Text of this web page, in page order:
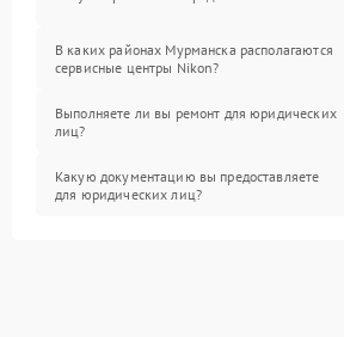
В каких районах Мурманска располагаются
сервисные центры Nikon?
Выполняете ли вы ремонт для юридических
лиц?
Какую документацию вы предоставляете
для юридических лиц?